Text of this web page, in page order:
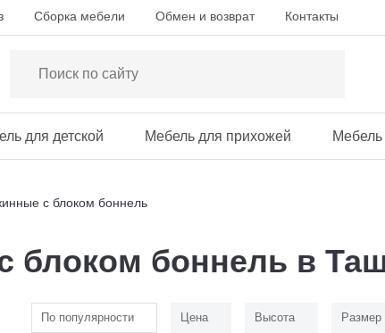
Сборка мебели Обмен и возврат Контакты
для детской Мебель для прихожей Мебель
с блоком боннель
блоком боннель в
По популярности Цена Высота